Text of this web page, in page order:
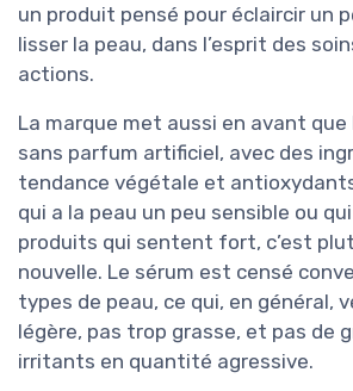
un produit pensé pour éclaircir un
lisser la peau, dans l’esprit des
actions.
La marque met aussi en avant
sans parfum artificiel, avec des
tendance végétale et
qui a la peau un peu sensible ou qui
produits qui sentent fort, c’est
nouvelle. Le sérum est censé
types de peau, ce qui, en général,
légère, pas trop grasse, et pas de
irritants en quantité agressive.